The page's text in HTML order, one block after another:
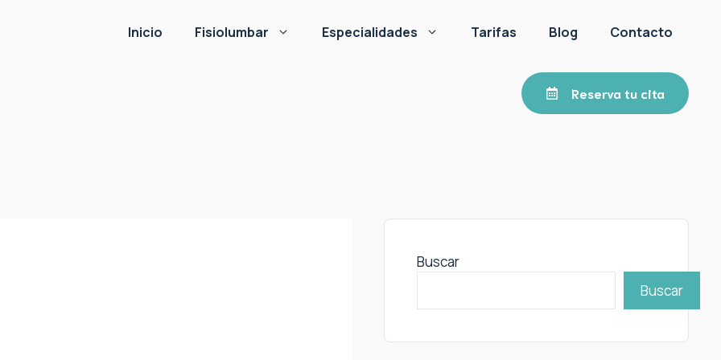
Inicio Fisiolumbar Especialidades Tarifas Blog Contacto
Reserva tu cita
Buscar
Buscar